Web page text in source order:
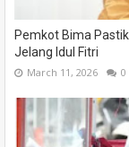
Pemkot Bima
Jelang Idul Fitri
March 11, 2026 0